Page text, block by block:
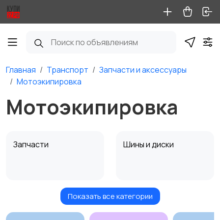
Главная Транспорт
Запчасти и аксессуары
Мотоэкипировка
Мотоэкипировка
Запчасти Шины и диски
Масла и автохимия
Автоэлектроника и
GPS
Показать все категории